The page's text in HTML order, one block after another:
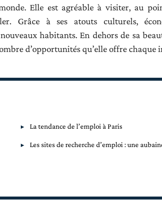
Elle est agréable à visiter, au
Grâce à ses atouts culturels,
habitants. En dehors de sa
d’opportunités qu’elle offre chaque
La tendance de l’emploi à Paris
Les sites de recherche d’emploi : une